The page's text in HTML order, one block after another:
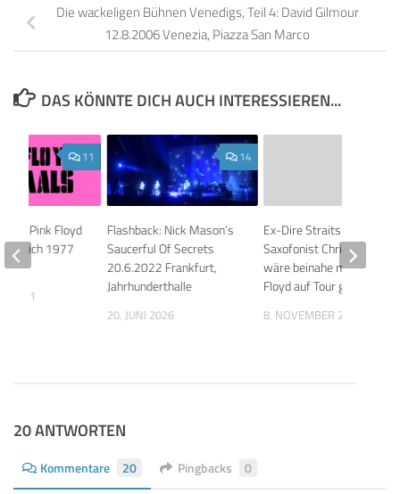
Die wackeligen Bühnen Venedigs, Teil 4: David Gilmour
12.8.2006 Venezia, Piazza San Marco
DAS KÖNNTE DICH AUCH INTERESSIEREN...
14
Flashback: Nick Mason’s
Saucerful Of Secrets
20.6.2022 Frankfurt,
Jahrhunderthalle
20. JUNI 2026
Ex-Dire Straits
Saxofonist Chris White
wäre beinahe mit Pink
Floyd auf Tour gegangen!
8. NOVEMBER 2018
11
der Pink Floyd
Zürich 1977
2011
20 ANTWORTEN
Kommentare 20 Pingbacks 0